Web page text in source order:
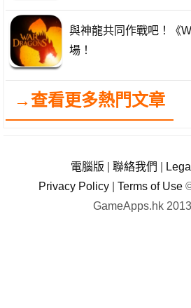
與神龍共同作戰吧！《
場！
→查看更多熱門文章
電腦版 聯絡我們 Legal
Privacy Policy
Terms of Use
GameApps.hk